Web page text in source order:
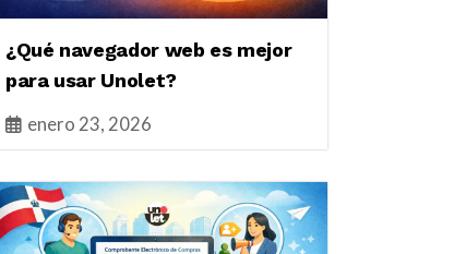
¿Qué navegador web es mejor
para usar Unolet?
enero 23, 2026